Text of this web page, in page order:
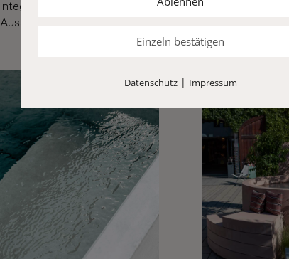
integriertem Grill, Glutsbrothers
Ausstellung Rosenheim
MURIH, Diverse
Einzeln bestätigen
Datenschutz| Impressum